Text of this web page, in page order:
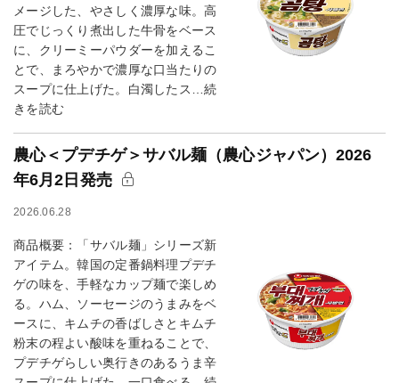
メージした、やさしく濃厚な味。高
圧でじっくり煮出した牛骨をベース
に、クリーミーパウダーを加えるこ
とで、まろやかで濃厚な口当たりの
スープに仕上げた。白濁したス…続
きを読む
農心＜プデチゲ＞サバル麺（農心ジャパン）2026
年6月2日発売
2026.06.28
商品概要：「サバル麺」シリーズ新
アイテム。韓国の定番鍋料理プデチ
ゲの味を、手軽なカップ麺で楽しめ
る。ハム、ソーセージのうまみをベ
ースに、キムチの香ばしさとキムチ
粉末の程よい酸味を重ねることで、
プデチゲらしい奥行きのあるうま辛